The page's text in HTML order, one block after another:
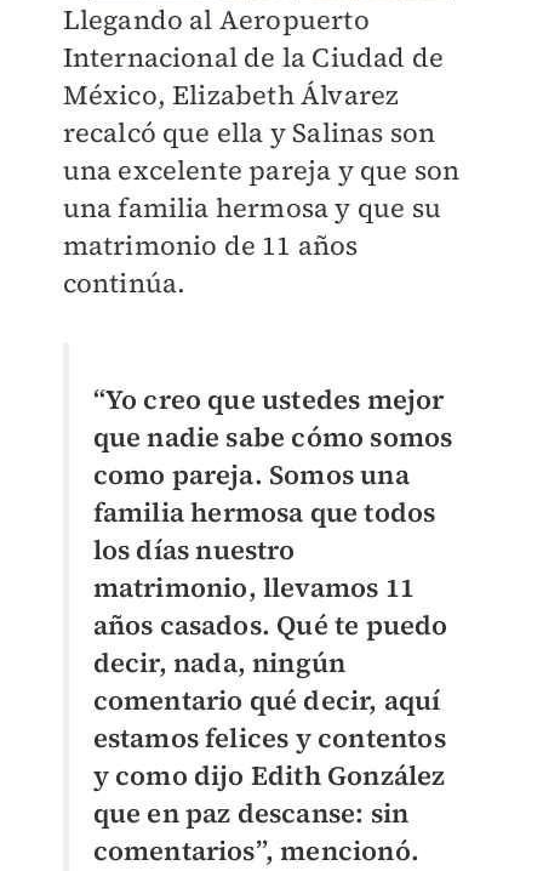
Llegando al Aeropuerto
Internacional de la Ciudad de
México, Elizabeth Álvarez
recalcó que ella y Salinas son
una excelente pareja y que son
una familia hermosa y que su
matrimonio de 11 años
continúa.
“Yo creo que ustedes mejor
que nadie sabe cómo somos
como pareja. Somos una
familia hermosa que todos
los días nuestro
matrimonio, llevamos 11
años casados. Qué te puedo
decir, nada, ningún
comentario qué decir, aquí
estamos felices y contentos
y como dijo Edith González
que en paz descanse: sin
comentarios”, mencionó.